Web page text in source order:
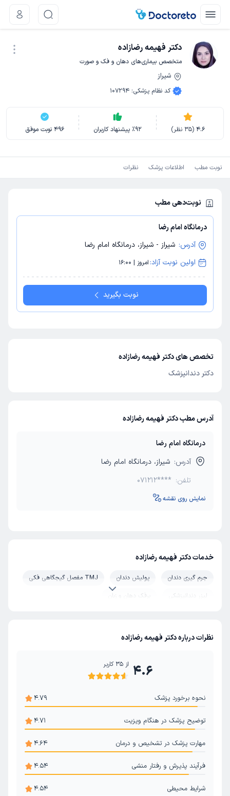
دکتر فهیمه رضازاده
متخصص بیماری‌های دهان و فک و صورت
شیراز
کد نظام پزشکی:
107294
4.6
(
35 نظر) ٪92 پیشنهاد کاربران 496 نوبت موفق
نوبت مطب اطلاعات پزشک نظرات
نوبت‌دهی مطب
درمانگاه امام رضا
آدرس: شیراز - شیراز، درمانگاه امام رضا
اولین نوبت آزاد: امروز | 16:00
نوبت بگیرید
تخصص های دکتر فهیمه رضازاده
دکتر دندانپزشک
آدرس مطب دکتر فهیمه رضازاده
درمانگاه امام رضا
آدرس: شیراز، درمانگاه امام رضا
تلفن: 071212****
نمایش روی نقشه
خدمات دکتر فهیمه رضازاده
جرم گیری دندان پولیش دندان
TMJ مفصل گیجگاهی فکی
لیزر دندانپزشکی
برفک دهان و زبان
نظرات درباره دکتر فهیمه رضازاده
4.6 از35 کاربر
نحوه برخورد پزشک 4.79
توضیح پزشک در هنگام ویزیت 4.71
مهارت پزشک در تشخیص و درمان 4.64
فرآیند پذیرش و رفتار منشی 4.54
شرایط محیطی 4.54